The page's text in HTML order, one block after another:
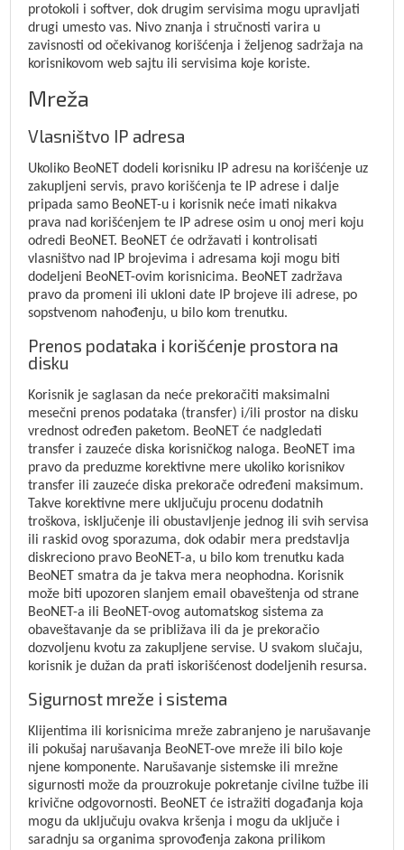
protokoli i softver, dok drugim servisima mogu upravljati
drugi umesto vas. Nivo znanja i stručnosti varira u
zavisnosti od očekivanog korišćenja i željenog sadržaja na
korisnikovom web sajtu ili servisima koje koriste.
Mreža
Vlasništvo IP adresa
Ukoliko BeoNET dodeli korisniku IP adresu na korišćenje uz
zakupljeni servis, pravo korišćenja te IP adrese i dalje
pripada samo BeoNET-u i korisnik neće imati nikakva
prava nad korišćenjem te IP adrese osim u onoj meri koju
odredi BeoNET. BeoNET će održavati i kontrolisati
vlasništvo nad IP brojevima i adresama koji mogu biti
dodeljeni BeoNET-ovim korisnicima. BeoNET zadržava
pravo da promeni ili ukloni date IP brojeve ili adrese, po
sopstvenom nahođenju, u bilo kom trenutku.
Prenos podataka i korišćenje prostora na
disku
Korisnik je saglasan da neće prekoračiti maksimalni
mesečni prenos podataka (transfer) i/ili prostor na disku
vrednost određen paketom. BeoNET će nadgledati
transfer i zauzeće diska korisničkog naloga. BeoNET ima
pravo da preduzme korektivne mere ukoliko korisnikov
transfer ili zauzeće diska prekorače određeni maksimum.
Takve korektivne mere uključuju procenu dodatnih
troškova, isključenje ili obustavljenje jednog ili svih servisa
ili raskid ovog sporazuma, dok odabir mera predstavlja
diskreciono pravo BeoNET-a, u bilo kom trenutku kada
BeoNET smatra da je takva mera neophodna. Korisnik
može biti upozoren slanjem email obaveštenja od strane
BeoNET-a ili BeoNET-ovog automatskog sistema za
obaveštavanje da se približava ili da je prekoračio
dozvoljenu kvotu za zakupljene servise. U svakom slučaju,
korisnik je dužan da prati iskorišćenost dodeljenih resursa.
Sigurnost mreže i sistema
Klijentima ili korisnicima mreže zabranjeno je narušavanje
ili pokušaj narušavanja BeoNET-ove mreže ili bilo koje
njene komponente. Narušavanje sistemske ili mrežne
sigurnosti može da prouzrokuje pokretanje civilne tužbe ili
krivične odgovornosti. BeoNET će istražiti događanja koja
mogu da uključuju ovakva kršenja i mogu da uključe i
saradnju sa organima sprovođenja zakona prilikom